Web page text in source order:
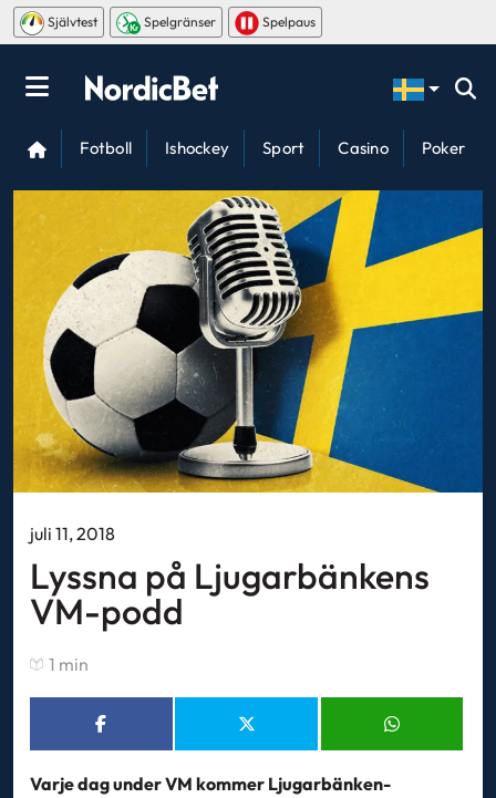
Självtest Spelgränser Spelpaus
Fotboll Ishockey Sport Casino Poker
juli 11, 2018
Lyssna på Ljugarbänkens
VM-podd
1 min
Varje dag under VM kommer Ljugarbänken-